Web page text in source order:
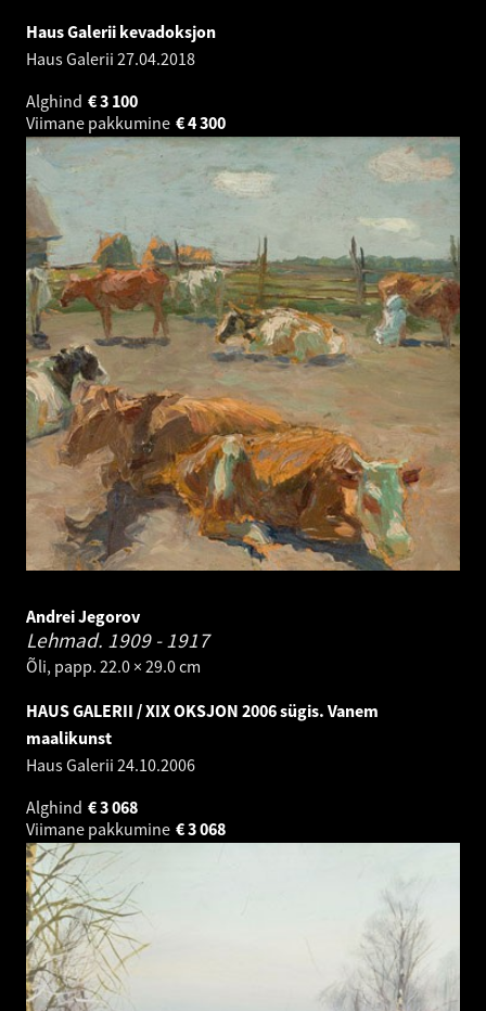
Haus Galerii kevadoksjon
Haus Galerii 27.04.2018
Alghind
3 100
€
Viimane pakkumine
4 300
€
Andrei Jegorov
Lehmad. 1909 - 1917
Õli, papp. 22.0 × 29.0 cm
HAUS GALERII / XIX OKSJON 2006 sügis. Vanem
maalikunst
Haus Galerii 24.10.2006
Alghind
3 068
€
Viimane pakkumine
3 068
€